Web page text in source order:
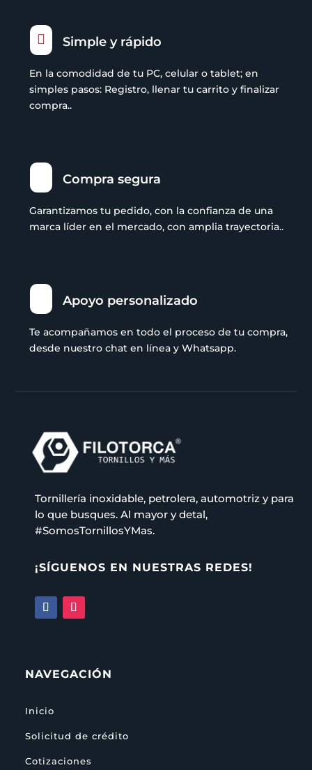
 Simple y rápido
En la comodidad de tu PC, celular o tablet; en
simples pasos: Registro, llenar tu carrito y finalizar
compra..
Compra segura
Garantizamos tu pedido, con la confianza de una
marca líder en el mercado, con amplia trayectoria..
Apoyo personalizado
Te acompañamos en todo el proceso de tu compra,
desde nuestro chat en línea y Whatsapp.
Tornillería inoxidable, petrolera, automotriz y para
lo que busques. Al mayor y detal,
#SomosTornillosYMas.
¡SÍGUENOS EN NUESTRAS REDES!
NAVEGACIÓN
Inicio
Solicitud de crédito
Cotizaciones